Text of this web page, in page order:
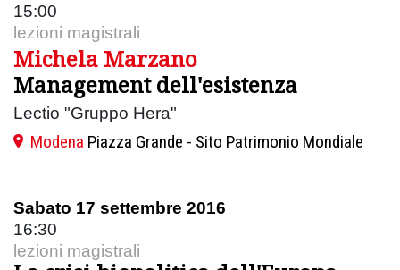
15:00
lezioni magistrali
Michela Marzano
Management dell'esistenza
Lectio "Gruppo Hera"
Modena Piazza Grande - Sito Patrimonio Mondiale
Sabato 17 settembre 2016
16:30
lezioni magistrali